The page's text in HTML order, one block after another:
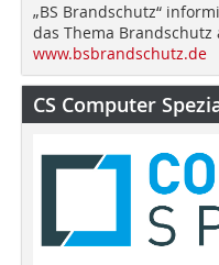
„BS Brandschutz“
das Thema Brandschutz
www.bsbrandschutz.de
CS Computer